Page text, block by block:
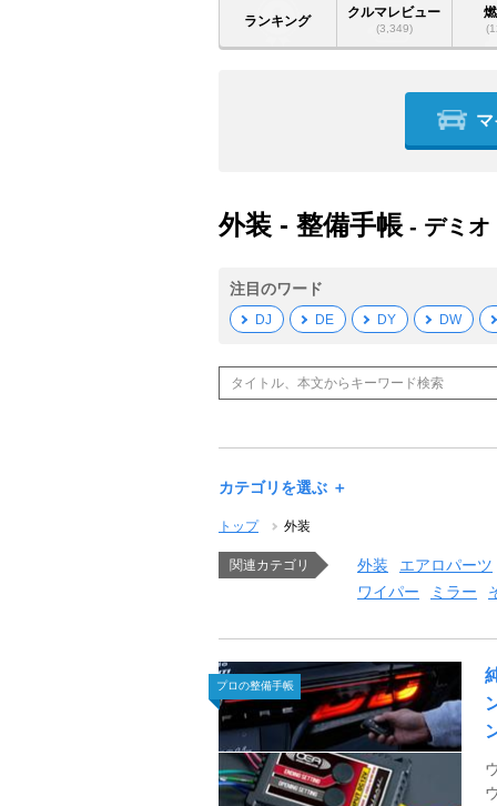
ランキング
クルマレビュー
(3,349)
外装 - 整備手帳 - デミオ
注目のワード
DJ DE DY DW
カテゴリを選ぶ ＋
トップ 外装
関連カテゴリ 外装
エアロパーツ
ワイパー
ミラー
プロの整備手帳